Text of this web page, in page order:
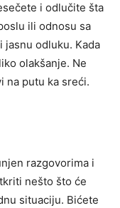
i odlučite šta
ili odnosu sa
jasnu odluku. Kada
olakšanje. Ne
na putu ka sreći.
razgovorima i
nešto što će
situaciju. Bićete